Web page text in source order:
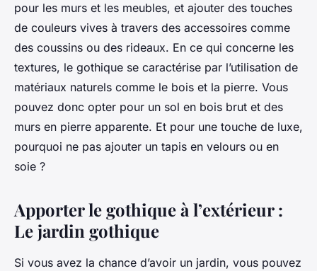
pour les murs et les meubles, et ajouter des touches
de couleurs vives à travers des accessoires comme
des coussins ou des rideaux. En ce qui concerne les
textures, le gothique se caractérise par l’utilisation de
matériaux naturels comme le bois et la pierre. Vous
pouvez donc opter pour un sol en bois brut et des
murs en pierre apparente. Et pour une touche de luxe,
pourquoi ne pas ajouter un tapis en velours ou en
soie ?
Apporter le gothique à l’extérieur :
Le jardin gothique
Si vous avez la chance d’avoir un jardin, vous pouvez